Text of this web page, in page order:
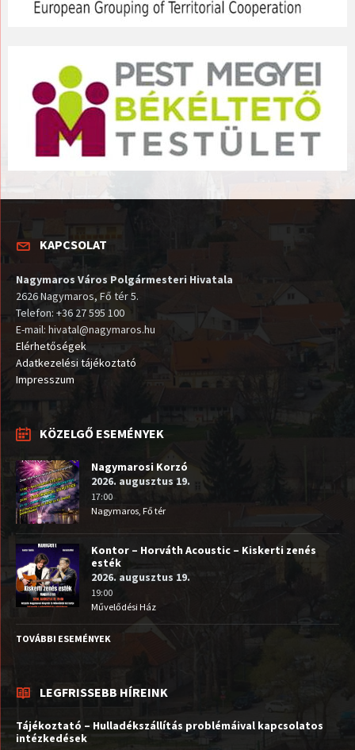
KAPCSOLAT
Nagymaros Város Polgármesteri Hivatala
2626 Nagymaros, Fő tér 5.
Telefon: +36 27 595 100
E-mail: hivatal@nagymaros.hu
Elérhetőségek
Adatkezelési tájékoztató
Impresszum
KÖZELGŐ ESEMÉNYEK
Nagymarosi Korzó
2026. augusztus 19.
17:00
Nagymaros, Fő tér
Kontor – Horváth Acoustic – Kiskerti zenés
esték
2026. augusztus 19.
19:00
Művelődési Ház
TOVÁBBI ESEMÉNYEK
LEGFRISSEBB HÍREINK
Tájékoztató – Hulladékszállítás problémáival kapcsolatos
intézkedések